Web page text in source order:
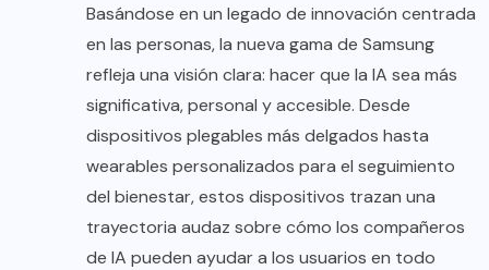
Basándose en un legado de innovación centrada
en las personas, la nueva gama de Samsung
refleja una visión clara: hacer que la IA sea más
significativa, personal y accesible. Desde
dispositivos plegables más delgados hasta
wearables personalizados para el seguimiento
del bienestar, estos dispositivos trazan una
trayectoria audaz sobre cómo los compañeros
de IA pueden ayudar a los usuarios en todo